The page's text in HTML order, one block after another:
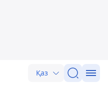
Қаз